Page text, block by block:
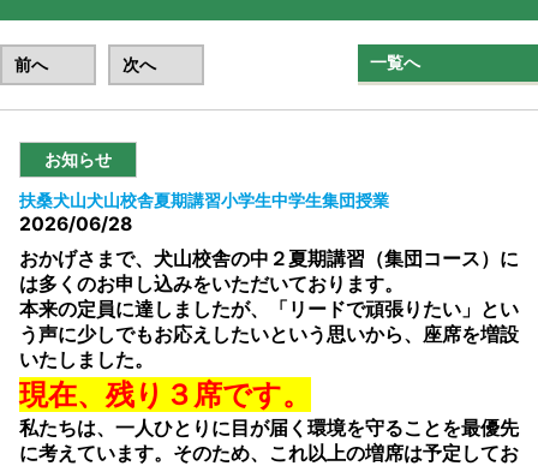
前へ 次へ 一覧へ
お知らせ
扶桑犬山犬山校舎夏期講習小学生中学生集団授業
2026/06/28
おかげさまで、犬山校舎の中２夏期講習（集団コース）に
は多くのお申し込みをいただいております。
本来の定員に達しましたが、「リードで頑張りたい」とい
う声に少しでもお応えしたいという思いから、座席を増設
いたしました。
現在、残り３席です。
私たちは、一人ひとりに目が届く環境を守ることを最優先
に考えています。そのため、これ以上の増席は予定してお